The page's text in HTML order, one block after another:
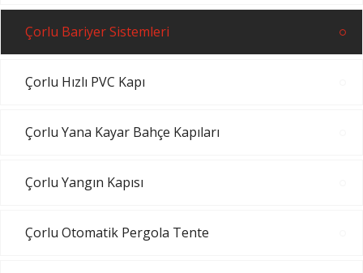
Çorlu Bariyer Sistemleri
Çorlu Hızlı PVC Kapı
Çorlu Yana Kayar Bahçe Kapıları
Çorlu Yangın Kapısı
Çorlu Otomatik Pergola Tente